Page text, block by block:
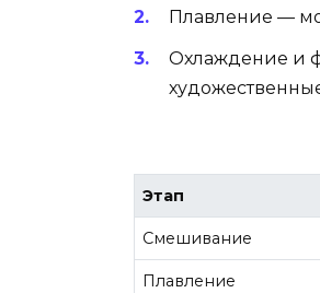
Плавление —
Охлаждение и
Этап
Смешивание
Плавление